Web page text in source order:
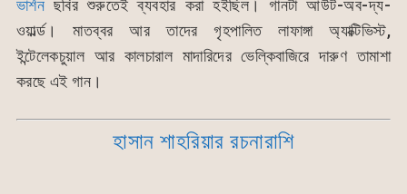
ভার্শন ছবির শুরুতেই ব্যবহার করা হইছিল। গানটা আউট-অব-দ্য-
ওয়ার্ল্ড। মাতব্বর আর তাদের গৃহপালিত লাফাঙ্গা অ্যাক্টিভিস্ট,
ইন্টেলেকচুয়াল আর কালচারাল মাদারিদের ভেল্কিবাজিরে দারুণ তামাশা
করছে এই গান।
হাসান শাহরিয়ার রচনারাশি